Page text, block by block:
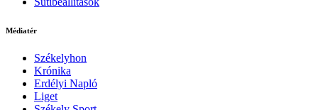
Médiatér
Székelyhon
Krónika
Erdélyi Napló
Liget